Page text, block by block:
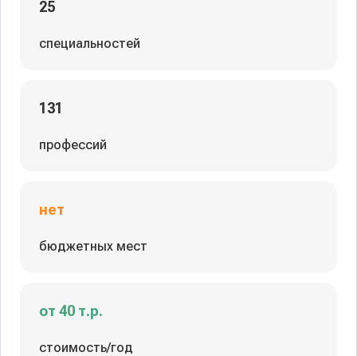
25
специальностей
131
профессий
нет
бюджетных мест
от 40 т.р.
стоимость/год